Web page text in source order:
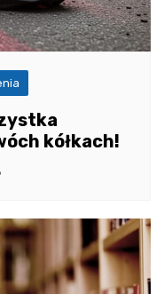
kółkach!